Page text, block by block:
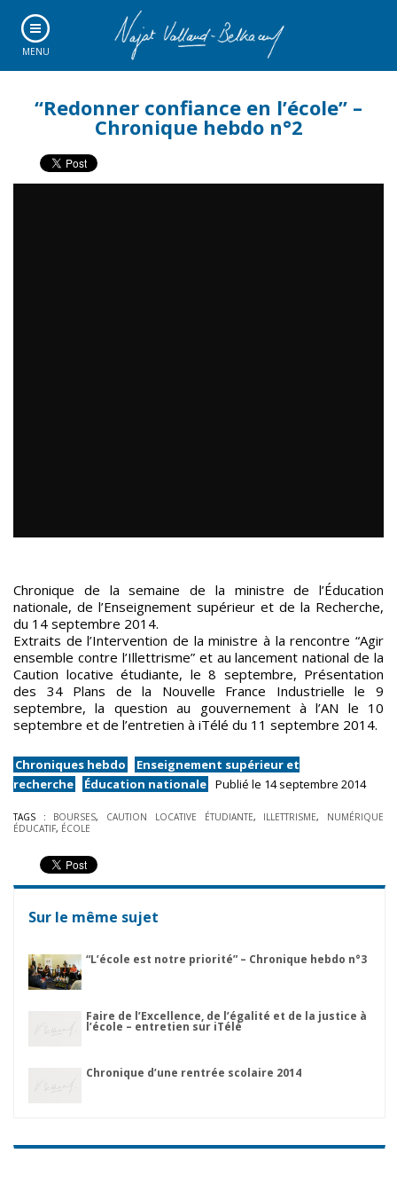
MENU
“Redonner confiance en l’école” –
Chronique hebdo n°2
Chronique de la semaine de la ministre de l’Éducation
nationale, de l’Enseignement supérieur et de la Recherche,
du 14 septembre 2014.
Extraits de l’Intervention de la ministre à la rencontre “Agir
ensemble contre l’Illettrisme” et au lancement national de la
Caution locative étudiante, le 8 septembre, Présentation
des 34 Plans de la Nouvelle France Industrielle le 9
septembre, la question au gouvernement à l’AN le 10
septembre et de l’entretien à iTélé du 11 septembre 2014.
Chroniques hebdo
Enseignement supérieur et
recherche
Éducation nationale Publié le 14 septembre 2014
TAGS : BOURSES, CAUTION LOCATIVE ÉTUDIANTE, ILLETTRISME, NUMÉRIQUE
ÉDUCATIF, ÉCOLE
Sur le même sujet
“L’école est notre priorité” – Chronique hebdo n°3
Faire de l’Excellence, de l’égalité et de la justice à
l’école – entretien sur iTélé
Chronique d’une rentrée scolaire 2014